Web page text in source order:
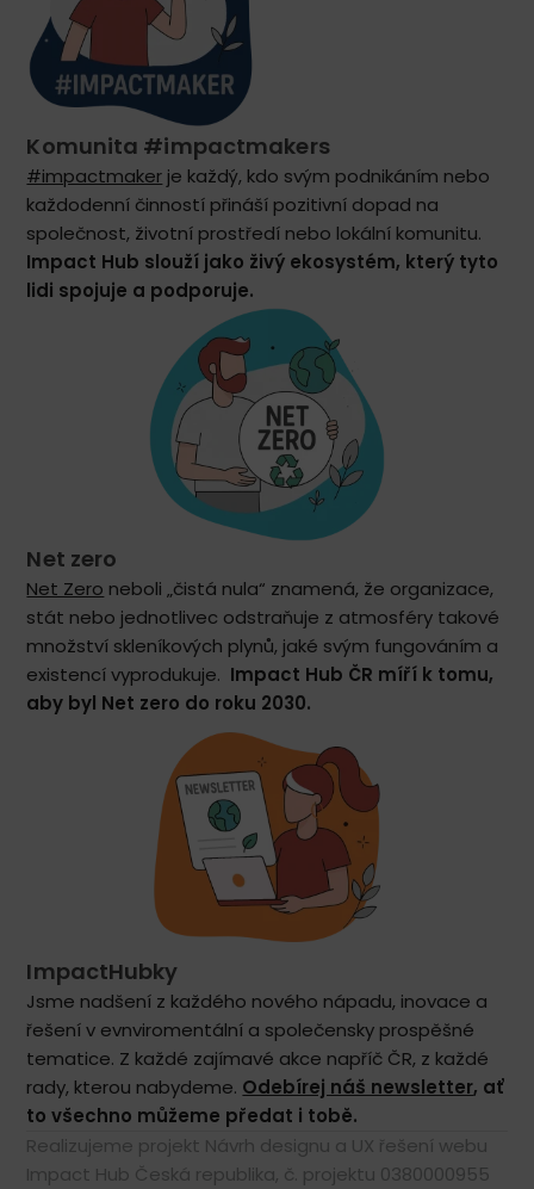
Komunita #impactmakers
#impactmaker je každý, kdo svým podnikáním nebo
každodenní činností přináší pozitivní dopad na
společnost, životní prostředí nebo lokální komunitu.
Impact Hub slouží jako živý ekosystém, který tyto
lidi spojuje a podporuje.
Net zero
Net Zero neboli „čistá nula“ znamená, že organizace,
stát nebo jednotlivec odstraňuje z atmosféry takové
množství skleníkových plynů, jaké svým fungováním a
existencí vyprodukuje. Impact Hub ČR míří k tomu,
aby byl Net zero do roku 2030.
ImpactHubky
Jsme nadšení z každého nového nápadu, inovace a
řešení v evnviromentální a společensky prospěšné
tematice. Z každé zajímavé akce napříč ČR, z každé
rady, kterou nabydeme. Odebírej náš newsletter, ať
to všechno můžeme předat i tobě.
Realizujeme projekt Návrh designu a UX řešení webu
Impact Hub Česká republika, č. projektu 0380000955